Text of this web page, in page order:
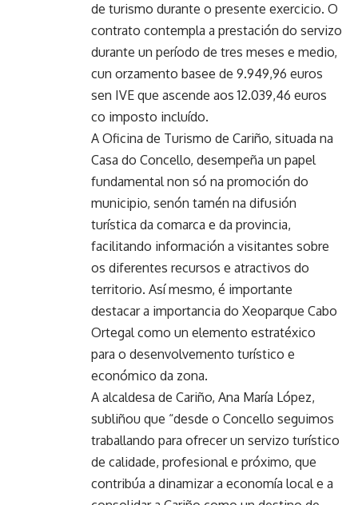
de turismo durante o presente exercicio. O
contrato contempla a prestación do servizo
durante un período de tres meses e medio,
cun orzamento basee de 9.949,96 euros
sen IVE que ascende aos 12.039,46 euros
co imposto incluído.
A Oficina de Turismo de Cariño, situada na
Casa do Concello, desempeña un papel
fundamental non só na promoción do
municipio, senón tamén na difusión
turística da comarca e da provincia,
facilitando información a visitantes sobre
os diferentes recursos e atractivos do
territorio. Así mesmo, é importante
destacar a importancia do Xeoparque Cabo
Ortegal como un elemento estratéxico
para o desenvolvemento turístico e
económico da zona.
A alcaldesa de Cariño, Ana María López,
subliñou que “desde o Concello seguimos
traballando para ofrecer un servizo turístico
de calidade, profesional e próximo, que
contribúa a dinamizar a economía local e a